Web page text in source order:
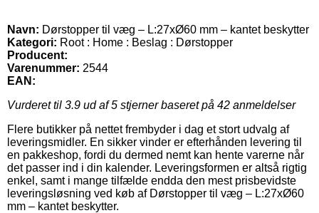
Navn: Dørstopper til væg – L:27xØ60 mm – kantet beskytter
Kategori: Root : Home : Beslag : Dørstopper
Producent:
Varenummer: 2544
EAN:
Vurderet til 3.9 ud af 5 stjerner baseret på 42 anmeldelser
Flere butikker på nettet frembyder i dag et stort udvalg af
leveringsmidler. En sikker vinder er efterhånden levering til
en pakkeshop, fordi du dermed nemt kan hente varerne når
det passer ind i din kalender. Leveringsformen er altså rigtig
enkel, samt i mange tilfælde endda den mest prisbevidste
leveringsløsning ved køb af Dørstopper til væg – L:27xØ60
mm – kantet beskytter.